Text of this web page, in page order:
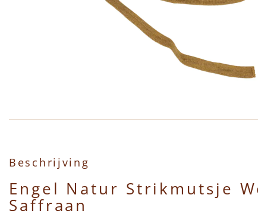
Beschrijving
Engel Natur Strikmutsje
Saffraan